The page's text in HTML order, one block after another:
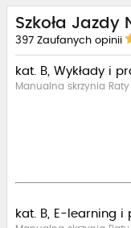
Szkoła Jazdy
397 Zaufanych opinii
kat. B, Wykłady i
Manualna skrzynia Raty
kat. B, E-learning i